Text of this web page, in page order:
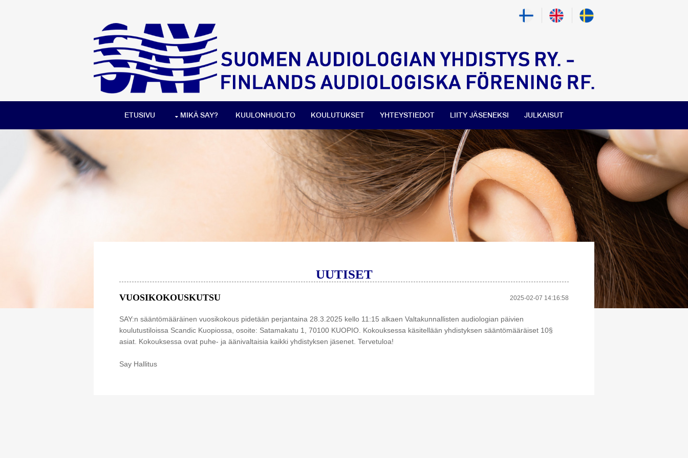
ETUSIVU MIKÄ SAY? KUULONHUOLTO KOULUTUKSET YHTEYSTIEDOT LIITY JÄSENEKSI JULKAISUT
UUTISET
2025-02-07 14:16:58
VUOSIKOKOUSKUTSU
SAY:n sääntömääräinen vuosikokous pidetään perjantaina 28.3.2025 kello 11:15 alkaen Valtakunnallisten audiologian päivien
koulutustiloissa Scandic Kuopiossa, osoite: Satamakatu 1, 70100 KUOPIO. Kokouksessa käsitellään yhdistyksen sääntömääräiset 10§
asiat. Kokouksessa ovat puhe- ja äänivaltaisia kaikki yhdistyksen jäsenet. Tervetuloa!
Say Hallitus